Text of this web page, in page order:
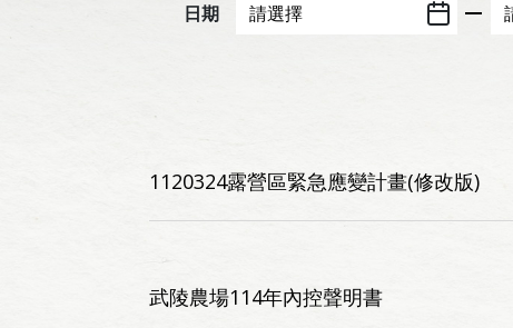
日期
1120324露營區緊急應變計畫(修改版)
武陵農場114年內控聲明書